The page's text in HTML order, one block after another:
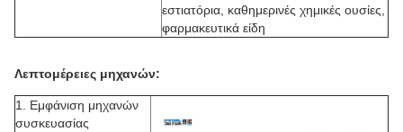
εστιατόρια, καθημερινές χημικές ουσίες,
φαρμακευτικά είδη
Λεπτομέρειες μηχανών:
1. Εμφάνιση μηχανών
συσκευασίας